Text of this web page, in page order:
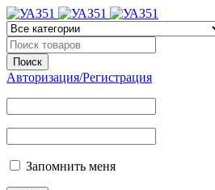
Авторизация/Регистрация
Запомнить меня